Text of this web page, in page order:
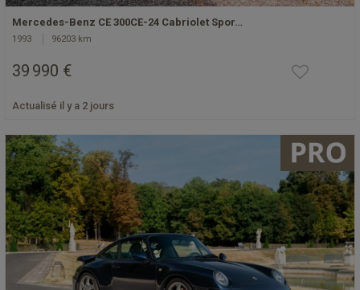
Mercedes-Benz CE 300CE-24 Cabriolet Spor…
1993 96203 km
39 990 €
Actualisé il y a 2 jours